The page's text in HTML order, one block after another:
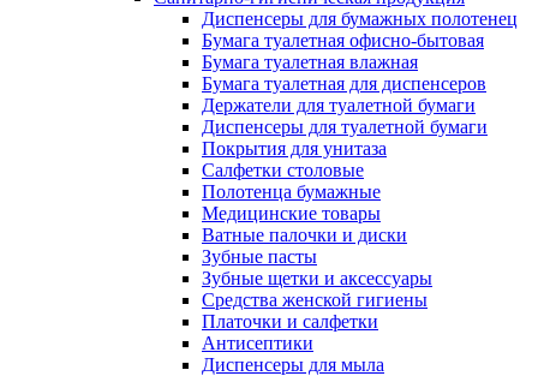
Диспенсеры для бумажных полотенец
Бумага туалетная офисно-бытовая
Бумага туалетная влажная
Бумага туалетная для диспенсеров
Держатели для туалетной бумаги
Диспенсеры для туалетной бумаги
Покрытия для унитаза
Салфетки столовые
Полотенца бумажные
Медицинские товары
Ватные палочки и диски
Зубные пасты
Зубные щетки и аксессуары
Средства женской гигиены
Платочки и салфетки
Антисептики
Диспенсеры для мыла